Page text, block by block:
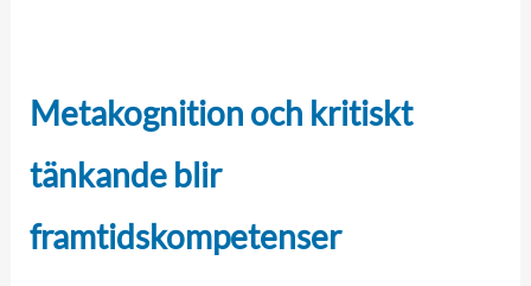
Metakognition och kritiskt
tänkande blir
framtidskompetenser